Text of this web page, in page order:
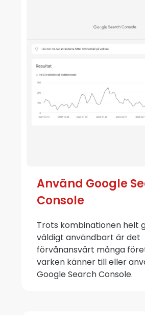
Använd Google
Console
Trots kombinationen helt
väldigt användbart är det
förvånansvärt många
varken känner till eller
Google Search Console.